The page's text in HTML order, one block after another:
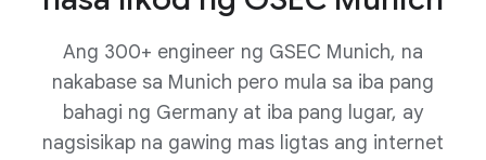
Ang 300+ engineer ng GSEC Munich, na
nakabase sa Munich pero mula sa iba pang
bahagi ng Germany at iba pang lugar, ay
nagsisikap na gawing mas ligtas ang internet